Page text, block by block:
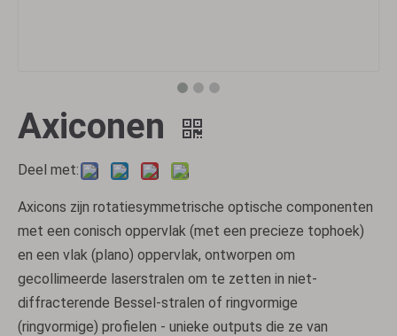
Axiconen
Deel met:
Axicons zijn rotatiesymmetrische optische componenten
met een conisch oppervlak (met een precieze tophoek)
en een vlak (plano) oppervlak, ontworpen om
gecollimeerde laserstralen om te zetten in niet-
diffracterende Bessel-stralen of ringvormige
(ringvormige) profielen - unieke outputs die ze van